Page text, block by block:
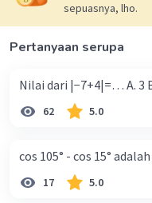
sepuasnya, lho.
Pertanyaan serupa
Nilai
62 5.0
cos 105° - cos 15° adalah
17 5.0